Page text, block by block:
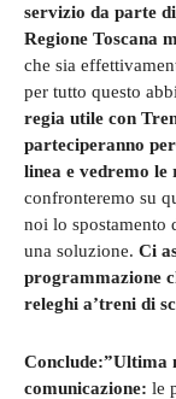
servizio da parte
Regione Toscana
che sia
per tutto questo
regia utile con
parteciperanno
linea e vedremo le
confronteremo su
noi lo spostamento
una soluzione. Ci
programmazione
releghi a’treni di
Conclude:”Ultima
comunicazione: le